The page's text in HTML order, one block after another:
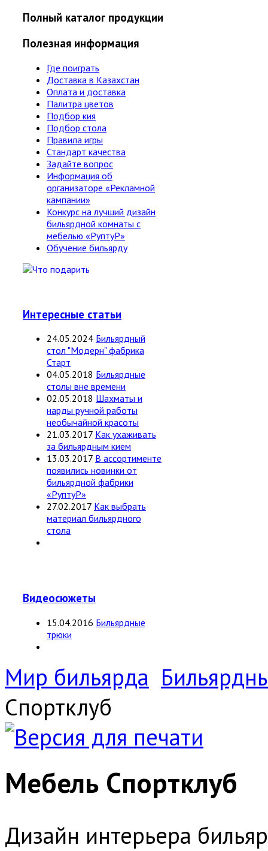
Полный каталог продукции
Полезная информация
Где поиграть
Доставка в Казахстан
Оплата и доставка
Палитра цветов
Подбор кия
Подбор стола
Правила игры
Стандарт качества
Задайте вопрос
Информация об
организаторе «Рекламной
кампании»
Конкурс на лучший дизайн
бильярдной комнаты с
мебелью «РуптуР»
Обучение бильярду
Интересные статьи
24.05.2024 Бильярдный
стол "Модерн" фабрика
Старт
04.05.2018 Бильярдные
столы вне времени
02.05.2018 Шахматы и
нарды ручной работы
необычайной красоты
21.03.2017 Как ухаживать
за бильярдным кием
13.03.2017 В ассортименте
появились новинки от
бильярдной фабрики
«РуптуР»
27.02.2017 Как выбрать
материал бильярдного
стола
Видеосюжеты
15.04.2016 Бильярдные
трюки
Мир бильярда
Спортклуб
Мебель Спортклуб
Дизайн интерьера